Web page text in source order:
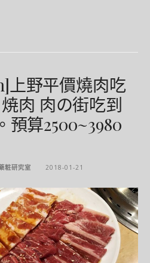
上野平價燒肉吃
肉 肉の街吃到
預算2500~3980
粧研究室 2018-01-21